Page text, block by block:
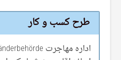
طرح کسب و کار